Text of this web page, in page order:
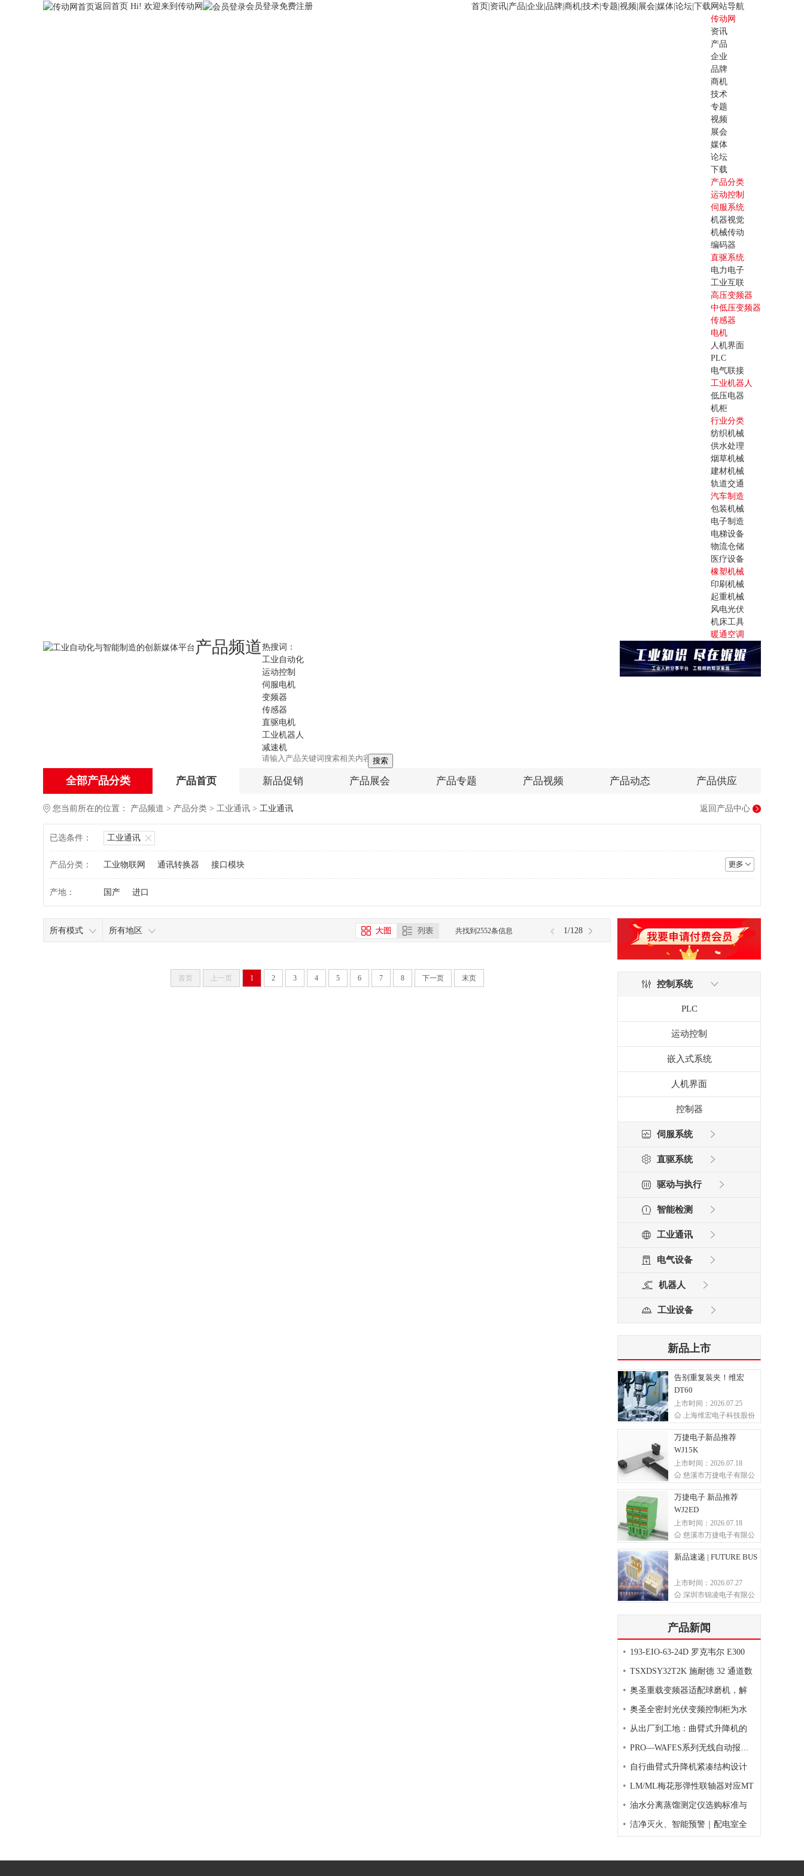
返回首页 Hi! 欢迎来到传动网 会员登录免费注册 首页 资讯 产品 企业 品牌 商机 技术 专题 视频 展会 媒体 论坛 下载网站导航
传动网
资讯
产品
企业
品牌
商机
技术
专题
视频
展会
媒体
论坛
下载
产品分类
运动控制
伺服系统
机器视觉
机械传动
编码器
直驱系统
电力电子
工业互联
高压变频器
中低压变频器
传感器
电机
人机界面
PLC
电气联接
工业机器人
低压电器
机柜
行业分类
纺织机械
供水处理
烟草机械
建材机械
轨道交通
汽车制造
包装机械
电子制造
电梯设备
物流仓储
医疗设备
橡塑机械
印刷机械
起重机械
风电光伏
机床工具
暖通空调
产品频道热搜词：
工业自动化
运动控制
伺服电机
变频器
传感器
直驱电机
工业机器人
减速机
搜索
全部产品分类 产品首页 新品促销 产品展会 产品专题 产品视频 产品动态 产品供应
您当前所在的位置： 产品频道 > 产品分类 > 工业通讯 > 工业通讯 返回产品中心
已选条件： 工业通讯
产品分类： 工业物联网 通讯转换器 接口模块
产地： 国产 进口
所有模式 所有地区 共找到2552条信息 1/128
首页 上一页 1 2 3 4 5 6 7 8 下一页 末页
控制系统
PLC
运动控制
嵌入式系统
人机界面
控制器
伺服系统
直驱系统
驱动与执行
智能检测
工业通讯
电气设备
机器人
工业设备
新品上市
告别重复装夹！维宏
DT60
上市时间：2026.07.25
上海维宏电子科技股份
万捷电子新品推荐
WJ15K
上市时间：2026.07.18
慈溪市万捷电子有限公
万捷电子 新品推荐
WJ2ED
上市时间：2026.07.18
慈溪市万捷电子有限公
新品速递 | FUTURE BUS
上市时间：2026.07.27
深圳市锦凌电子有限公
产品新闻
• 193-EIO-63-24D 罗克韦尔 E300
• TSXDSY32T2K 施耐德 32 通道数
• 奥圣重载变频器适配球磨机，解
• 奥圣全密封光伏变频控制柜为水
• 从出厂到工地：曲臂式升降机的
• PRO—WAFES系列无线自动报警灭
• 自行曲臂式升降机紧凑结构设计
• LM/ML梅花形弹性联轴器对应MT
• 油水分离蒸馏测定仪选购标准与
• 洁净灭火、智能预警｜配电室全